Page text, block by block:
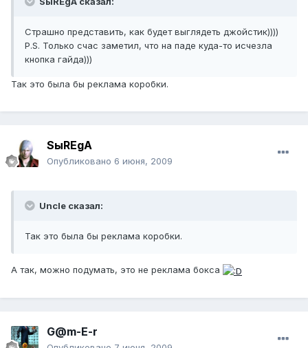
Страшно представить, как будет выглядеть джойстик))))
P.S. Только счас заметил, что на паде куда-то исчезла
кнопка гайда)))
Так это была бы реклама коробки.
SыREgA
Опубликовано 6 июня, 2009
Uncle сказал:
Так это была бы реклама коробки.
А так, можно подумать, это не реклама бокса
G@m-E-r